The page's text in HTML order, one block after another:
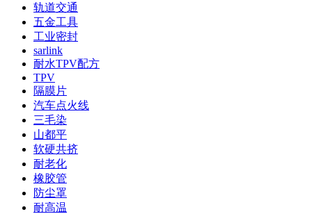
轨道交通
五金工具
工业密封
sarlink
耐水TPV配方
TPV
隔膜片
汽车点火线
三毛染
山都平
软硬共挤
耐老化
橡胶管
防尘罩
耐高温